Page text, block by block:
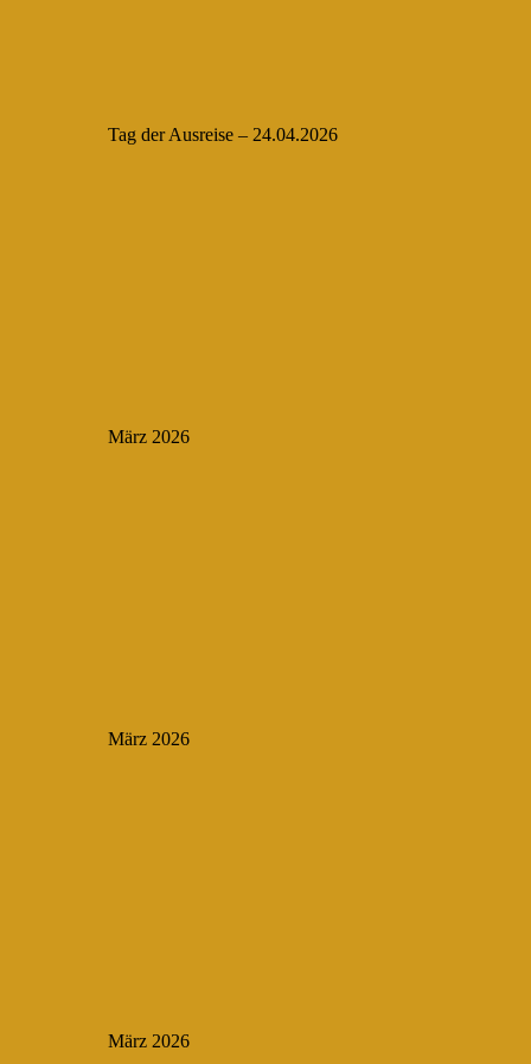
Tag der Ausreise – 24.04.2026
März 2026
März 2026
März 2026